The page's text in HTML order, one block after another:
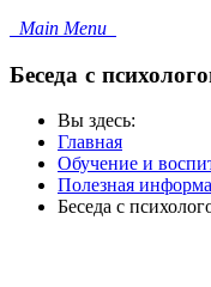
Main Menu
Беседа с
Вы здесь:
Главная
Обучение и
Полезная
Беседа с